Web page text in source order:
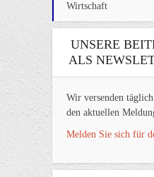
Wirtschaft
UNSERE
ALS
Wir versenden
den aktuellen
Melden Sie sich für